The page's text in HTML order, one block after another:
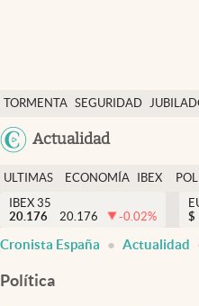
TORMENTA SEGURIDAD
Actualidad
Economía y finanzas
Política
Actualidad
Criptomonedas
España
ULTIMAS
NOTICIAS
ECONOMÍA
FINANZAS
IBEX
EURO
IBEX 35
20.176
20.176 -0.02%
$
Cronista España Actualidad
Política